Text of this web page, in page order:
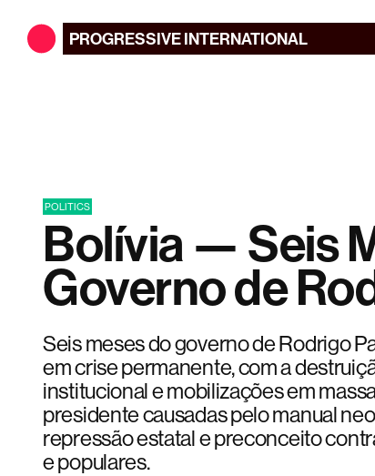
PROGRESSIVEINTERNATIONAL
POLITICS
Bolívia — Seis
Governo de
Seis meses do governo de Rodrigo
em crise permanente, com a
institucional e mobilizações em
presidente causadas pelo manual
repressão estatal e preconceito
e populares.